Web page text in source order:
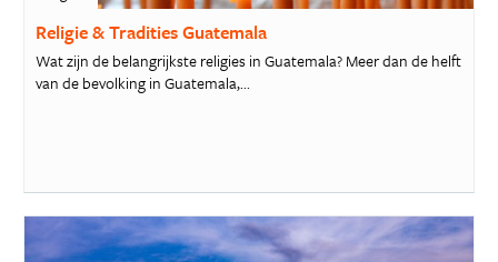
Religie & Tradities Guatemala
Wat zijn de belangrijkste religies in Guatemala? Meer dan de helft
van de bevolking in Guatemala,...